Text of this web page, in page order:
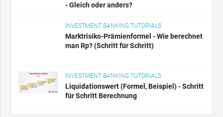
- Gleich oder anders?
INVESTMENT BANKING TUTORIALS
Marktrisiko-Prämienformel - Wie berechnet
man Rp? (Schritt für Schritt)
INVESTMENT BANKING TUTORIALS
Liquidationswert (Formel, Beispiel) - Schritt
für Schritt Berechnung